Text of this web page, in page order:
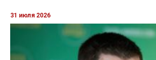
31 июля 2026